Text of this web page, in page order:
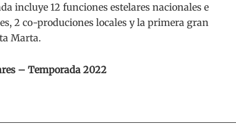
incluye 12 funciones estelares nacionales e
2 co-produciones locales y la primera gran
Marta.
– Temporada 2022